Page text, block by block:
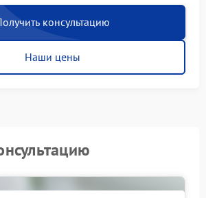
консультацию
Наши цены